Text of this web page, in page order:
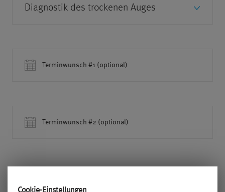
Terminwunsch #1 (optional)
Terminwunsch #2 (optional)
Cookie-Einstellungen